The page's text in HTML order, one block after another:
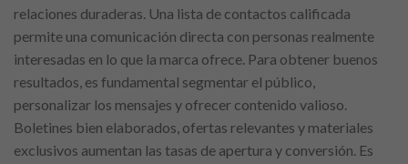
relaciones duraderas. Una lista de contactos calificada
permite una comunicación directa con personas realmente
interesadas en lo que la marca ofrece. Para obtener buenos
resultados, es fundamental segmentar el público,
personalizar los mensajes y ofrecer contenido valioso.
Boletines bien elaborados, ofertas relevantes y materiales
exclusivos aumentan las tasas de apertura y conversión. Es